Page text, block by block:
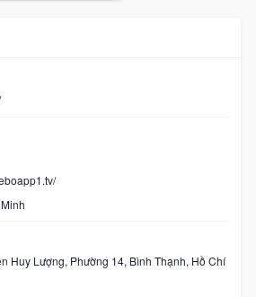
Huy Lượng, Phường 14, Bình Thạnh, Hồ Chí